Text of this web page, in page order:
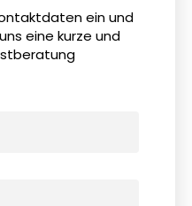
ein und
eine kurze und